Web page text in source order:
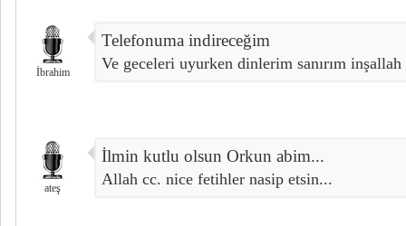
İbrahim
Telefonuma indireceğim
Ve geceleri uyurken dinlerim sanırım inşallah
ateş
İlmin kutlu olsun Orkun abim...
Allah cc. nice fetihler nasip etsin...